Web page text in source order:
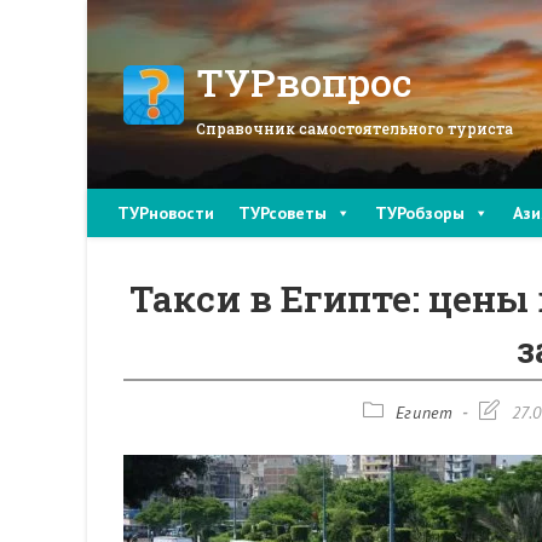
ТУРвопрос
Справочник самостоятельного туриста
ТУРновости ТУРсоветы ТУРобзоры
Такси в Египте: цены
РубрикаЕгипет
Запись